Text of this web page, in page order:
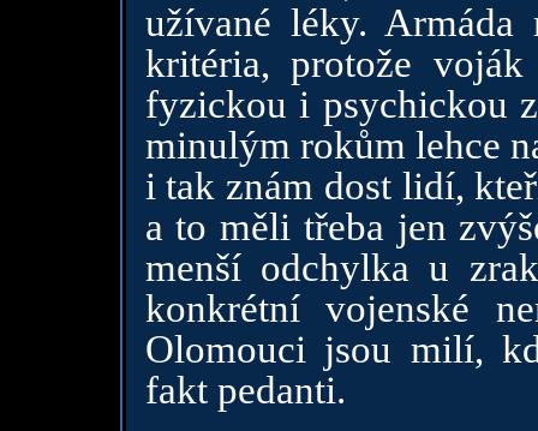
užívané léky. Armáda
kritéria, protože
fyzickou i psychickou
minulým rokům lehce
i tak znám dost lidí,
a to měli třeba jen
menší odchylka u
konkrétní vojenské
Olomouci jsou milí,
fakt pedanti.